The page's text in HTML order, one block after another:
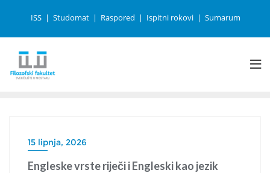
ISS Studomat Raspored Ispitni rokovi Sumarum
15 lipnja, 2026
Engleske vrste riječi i Engleski kao jezik